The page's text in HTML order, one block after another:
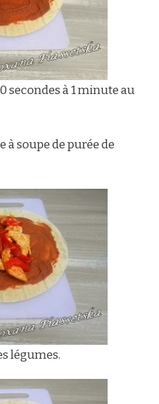
secondes à 1 minute au
soupe de purée de
légumes.